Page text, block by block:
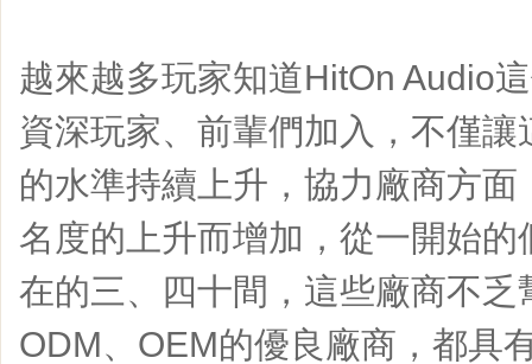
越來越多玩家知道HitOn Audio
資深玩家、前輩們加入，不僅
的水準持續上升，協力廠商方
名度的上升而增加，從一開始
在的三、四十間，這些廠商不
ODM、OEM的優良廠商，都具